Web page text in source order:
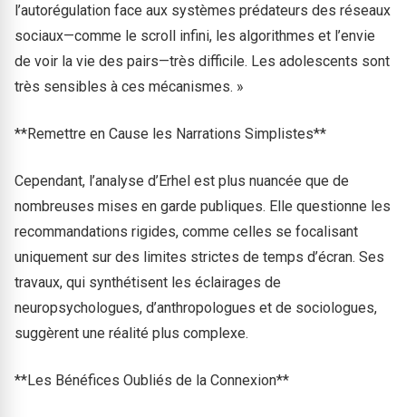
l’autorégulation face aux systèmes prédateurs des réseaux
sociaux—comme le scroll infini, les algorithmes et l’envie
de voir la vie des pairs—très difficile. Les adolescents sont
très sensibles à ces mécanismes. »
**Remettre en Cause les Narrations Simplistes**
Cependant, l’analyse d’Erhel est plus nuancée que de
nombreuses mises en garde publiques. Elle questionne les
recommandations rigides, comme celles se focalisant
uniquement sur des limites strictes de temps d’écran. Ses
travaux, qui synthétisent les éclairages de
neuropsychologues, d’anthropologues et de sociologues,
suggèrent une réalité plus complexe.
**Les Bénéfices Oubliés de la Connexion**